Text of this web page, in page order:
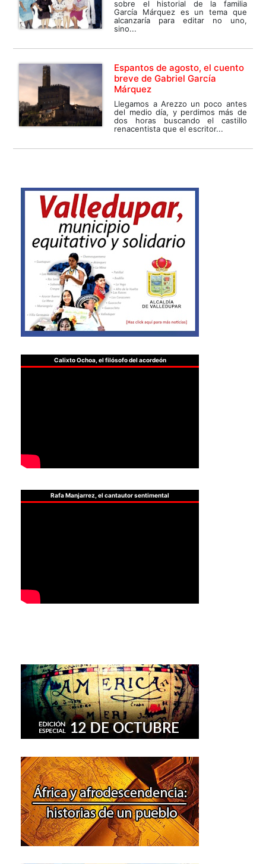
sobre el historial de la familia
García Márquez es un tema que
alcanzaría para editar no uno,
sino...
Espantos de agosto, el cuento
breve de Gabriel García
Márquez
Llegamos a Arezzo un poco antes
del medio día, y perdimos más de
dos horas buscando el castillo
renacentista que el escritor...
Calixto Ochoa, el filósofo del acordeón
Rafa Manjarrez, el cantautor sentimental